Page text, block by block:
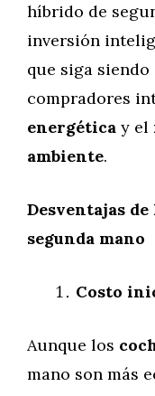
híbrido de
inversión
que siga
compradores
energética y el
ambiente.
Desventajas
segunda mano
Costo
Aunque los
mano son más